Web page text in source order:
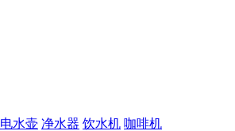
电水壶 净水器 饮水机 咖啡机